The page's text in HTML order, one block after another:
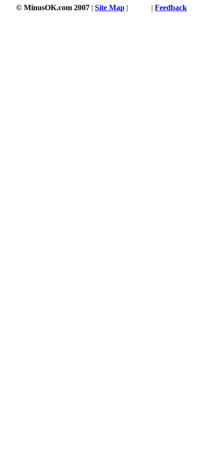
© MinusOK.com 2007 | Site Map | | Feedback